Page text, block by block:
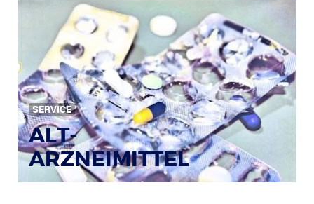
Bild: © Rainer Sturm / pixelio.de
SERVICE
ALT-
ARZNEIMITTEL